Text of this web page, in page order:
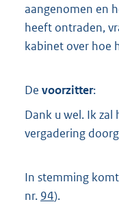
aangenomen en
heeft ontraden,
kabinet over hoe
De voorzitter:
Dank u wel. Ik
vergadering
In stemming
nr. 94).